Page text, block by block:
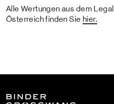
Alle Wertungen aus dem
Österreich finden Sie hier.